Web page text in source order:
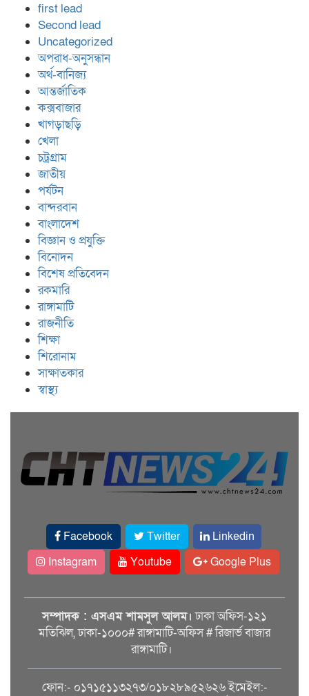
first lead
Second lead
Uncategorized
অপরাধ-অনুসন্ধান
অর্থ-বানিজ্য
আন্তর্জাতিক
কক্সবাজার
খাগড়াছড়ি
খেলা
চট্রগ্রাম
জাতীয়
পর্যটন
বান্দরবান
বাংলাদেশ
বিজ্ঞান ও প্রযুক্তি
বিনোদন
বিশেষ প্রতিবেদন
রকমারি
রাঙ্গামাটি
রাজনীতি
শিক্ষা
শিরোনাম
সাক্ষাতকার
স্বাস্থ্য
Facebook Twitter
Linkedin
Instagram
Youtube Google Plus
সম্পাদক : এসএম শামসুল আলম। ঢাকা অফিস-১২১
মতিঝিল, ঢাকা-১০০০# রাঙ্গামাটি-অফিস # রিজার্ভ বাজার
রাঙ্গামাটি।
ফোন:- ০১৭১৫১১৩২৭৩/০১৮২৮৯৫২৬২৬ ইমেইল:-